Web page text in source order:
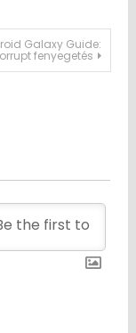
Galaxy Guide:
fenyegetés